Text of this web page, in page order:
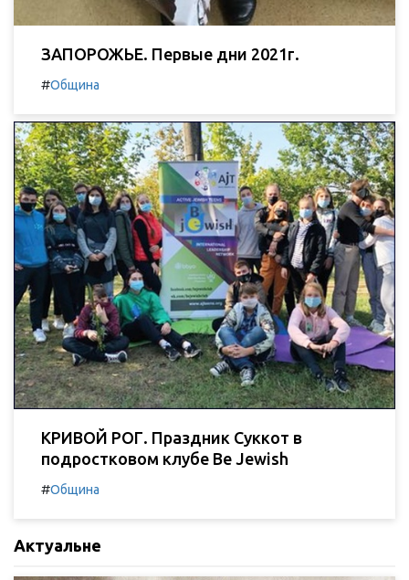
ЗАПОРОЖЬЕ. Первые дни 2021г.
#Община
КРИВОЙ РОГ. Праздник Суккот в
подростковом клубе Be Jewish
#Община
Актуальне